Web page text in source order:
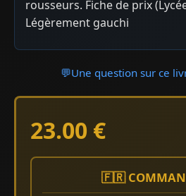
rousseurs. Fiche de prix
Légèrement gauchi
💬Une question sur ce
23.00 €
🇫🇷